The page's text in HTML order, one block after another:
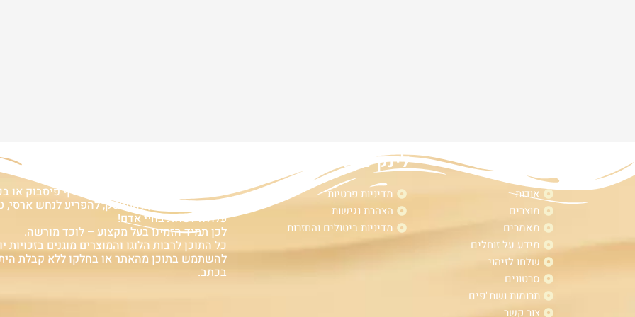
אודות
מוצרים
מאמרים
מידע על זוחלים
שלחו לזיהוי
סרטונים
תרומות ושת"פים
צור קשר
לינקים נוספים
מדיניות פרטיות
הצהרת נגישות
מדיניות ביטולים והחזרות
במוצרים ובמידע המובא באתר, בדף פיסבוק או
אין המלצה לגעת, להתעסק, להפריע לנחש ארסי,
עלולה לעלות בחיי אדם!
לכן תמיד הזמינו בעל מקצוע – לוכד מורשה.
כל התוכן לרבות הלוגו והמוצרים מוגנים בזכויות
להשתמש בתוכן מהאתר או בחלקו ללא קבלת
בכתב.